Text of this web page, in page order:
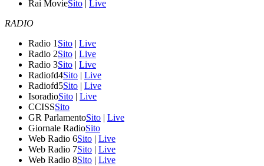
Rai MovieSito | Live
RADIO
Radio 1 Sito | Live
Radio 2Sito | Live
Radio 3Sito | Live
Radiofd4Sito | Live
Radiofd5Sito | Live
IsoradioSito | Live
CCISSSito
GR ParlamentoSito | Live
Giornale RadioSito
Web Radio 6Sito | Live
Web Radio 7Sito | Live
Web Radio 8Sito | Live